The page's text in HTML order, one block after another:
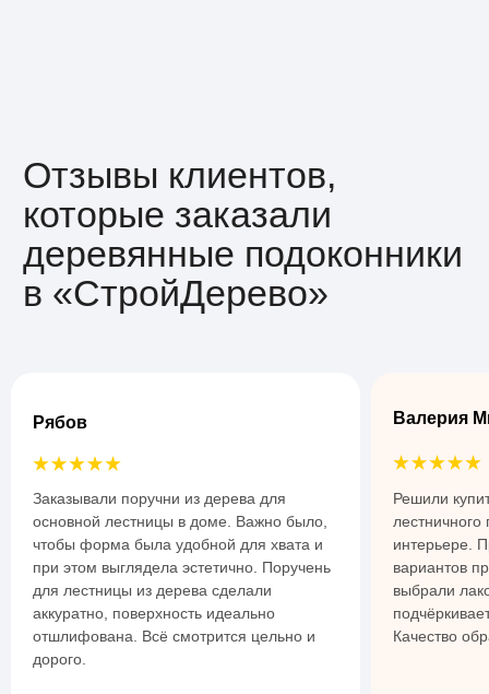
Валерия
Решили
интерьере.
вариантов
выбрали
Качество
Рябов
Заказывали поручни из дерева для
основной лестницы в доме. Важно было,
чтобы форма была удобной для хвата и
при этом выглядела эстетично. Поручень
для лестницы из дерева сделали
аккуратно, поверхность идеально
отшлифована. Всё смотрится цельно и
дорого.